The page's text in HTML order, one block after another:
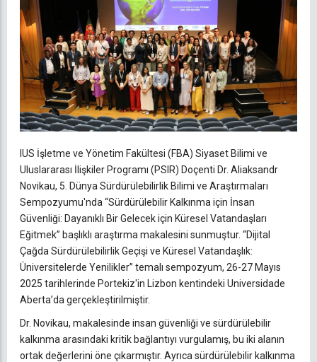
IUS İşletme ve Yönetim Fakültesi (FBA) Siyaset Bilimi ve
Uluslararası İlişkiler Programı (PSIR) Doçenti Dr. Aliaksandr
Novikau, 5. Dünya Sürdürülebilirlik Bilimi ve Araştırmaları
Sempozyumu'nda “Sürdürülebilir Kalkınma için İnsan
Güvenliği: Dayanıklı Bir Gelecek için Küresel Vatandaşları
Eğitmek” başlıklı araştırma makalesini sunmuştur. “Dijital
Çağda Sürdürülebilirlik Geçişi ve Küresel Vatandaşlık:
Üniversitelerde Yenilikler” temalı sempozyum, 26-27 Mayıs
2025 tarihlerinde Portekiz'in Lizbon kentindeki Universidade
Aberta’da gerçekleştirilmiştir.
Dr. Novikau, makalesinde insan güvenliği ve sürdürülebilir
kalkınma arasındaki kritik bağlantıyı vurgulamış, bu iki alanın
ortak değerlerini öne çıkarmıştır. Ayrıca sürdürülebilir kalkınma